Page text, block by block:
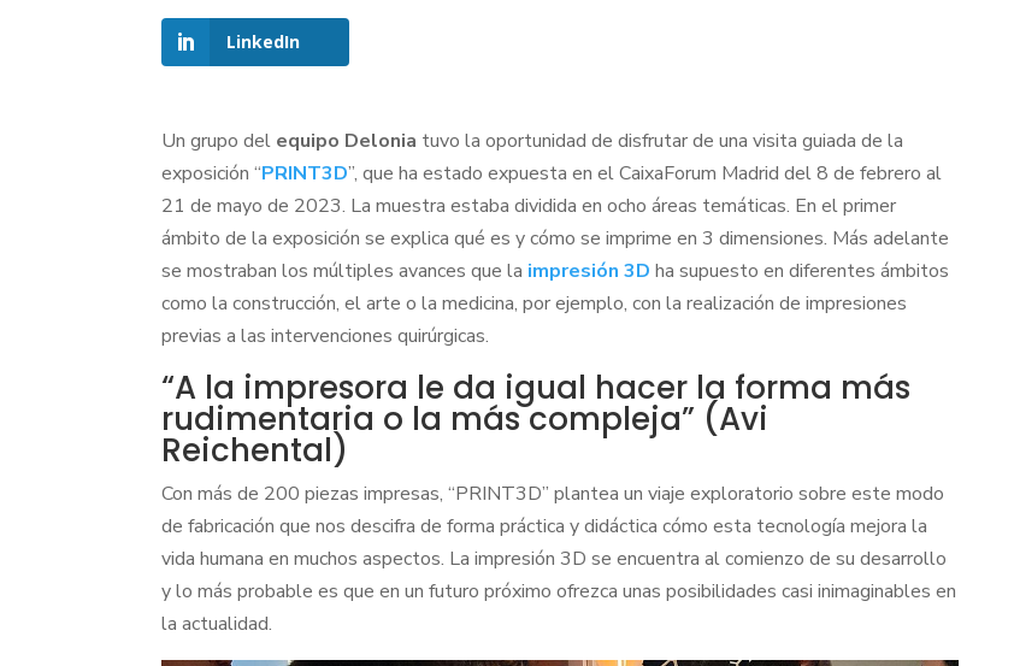
LinkedIn
Un grupo del equipo Delonia tuvo la oportunidad de disfrutar de una visita guiada de la
exposición “PRINT3D”, que ha estado expuesta en el CaixaForum Madrid del 8 de febrero al
21 de mayo de 2023. La muestra estaba dividida en ocho áreas temáticas. En el primer
ámbito de la exposición se explica qué es y cómo se imprime en 3 dimensiones. Más adelante
se mostraban los múltiples avances que la impresión 3D ha supuesto en diferentes ámbitos
como la construcción, el arte o la medicina, por ejemplo, con la realización de impresiones
previas a las intervenciones quirúrgicas.
“A la impresora le da igual hacer la forma más
rudimentaria o la más compleja” (Avi
Reichental)
Con más de 200 piezas impresas, “PRINT3D” plantea un viaje exploratorio sobre este modo
de fabricación que nos descifra de forma práctica y didáctica cómo esta tecnología mejora la
vida humana en muchos aspectos. La impresión 3D se encuentra al comienzo de su desarrollo
y lo más probable es que en un futuro próximo ofrezca unas posibilidades casi inimaginables en
la actualidad.